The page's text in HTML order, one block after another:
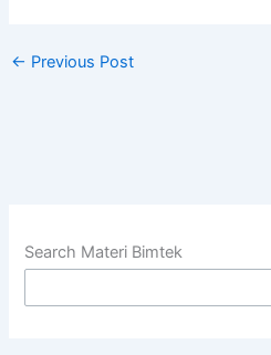
← Previous Post
Search Materi Bimtek